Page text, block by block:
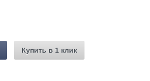
Купить в 1 клик